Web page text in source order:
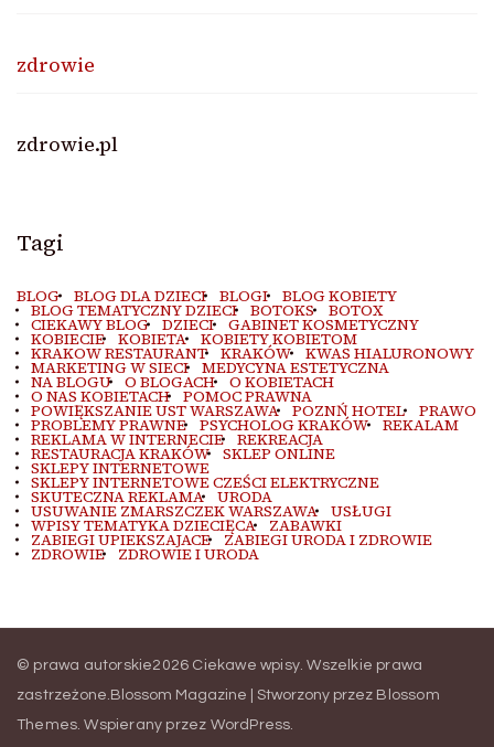
zdrowie
zdrowie.pl
Tagi
BLOG BLOG DLA DZIECI BLOGI BLOG KOBIETY
BLOG TEMATYCZNY DZIECI BOTOKS BOTOX
CIEKAWY BLOG DZIECI GABINET KOSMETYCZNY
KOBIECIE KOBIETA KOBIETY KOBIETOM
KRAKOW RESTAURANT KRAKÓW KWAS HIALURONOWY
MARKETING W SIECI MEDYCYNA ESTETYCZNA
NA BLOGU O BLOGACH O KOBIETACH
O NAS KOBIETACH POMOC PRAWNA
POWIĘKSZANIE UST WARSZAWA POZNŃ HOTEL PRAWO
PROBLEMY PRAWNE PSYCHOLOG KRAKÓW REKALAM
REKLAMA W INTERNECIE REKREACJA
RESTAURACJA KRAKÓW SKLEP ONLINE
SKLEPY INTERNETOWE
SKLEPY INTERNETOWE CZEŚCI ELEKTRYCZNE
SKUTECZNA REKLAMA URODA
USUWANIE ZMARSZCZEK WARSZAWA USŁUGI
WPISY TEMATYKA DZIECIĘCA ZABAWKI
ZABIEGI UPIEKSZAJACE ZABIEGI URODA I ZDROWIE
ZDROWIE ZDROWIE I URODA
© prawa autorskie2026 Ciekawe wpisy. Wszelkie prawa
zastrzeżone.Blossom Magazine | Stworzony przez Blossom
Themes. Wspierany przez WordPress.